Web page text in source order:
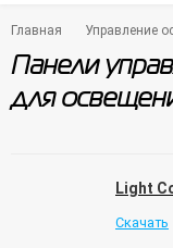
Главная Управление
Панели
для
Light
Скачать